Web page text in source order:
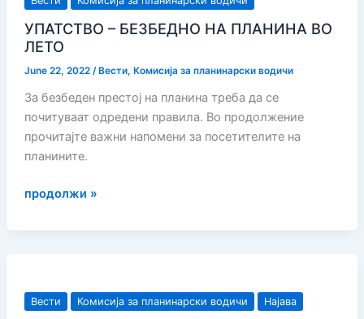
УПАТСТВО – БЕЗБЕДНО НА ПЛАНИНА ВО
ЛЕТО
June 22, 2022 /Вести, Комисија за планинарски водичи
За безбеден престој на планина треба да се
почитуваат одредени правила. Во продолжение
прочитајте важни напомени за посетителите на
планините.
УПАТСТВО
ВО
ЛЕТО
продолжи »
Вести Комисија за планинарски водичи Најава